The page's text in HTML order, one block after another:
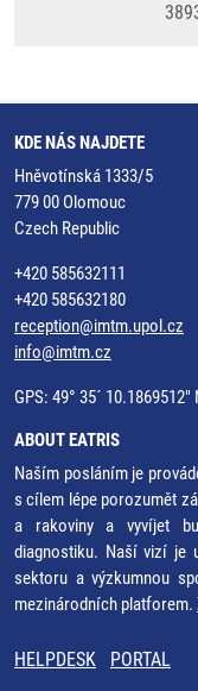
KDE NÁS NAJDETE
Hněvotínská 1333/5
779 00 Olomouc
Czech Republic
+420 585632111
+420 585632180
reception@imtm.upol.cz
info@imtm.cz
GPS: 49° 35´ 10.1869512"
ABOUT EATRIS
Naším posláním je
s cílem lépe porozumět
a rakoviny a vyvíjet
diagnostiku. Naší vizí je
sektoru a výzkumnou
mezinárodních platforem.
HELPDESK PORTAL